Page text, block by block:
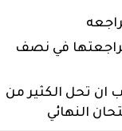
في نصف
ان تحل الكثير من
النهائي